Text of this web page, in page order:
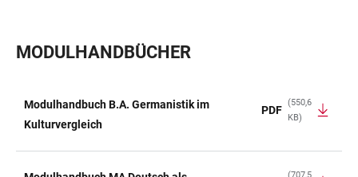
MODULHANDBÜCHER
TABELLE
Modulhandbuch B.A. Germanistik im
Kulturvergleich
PDF
(550,6
KB)